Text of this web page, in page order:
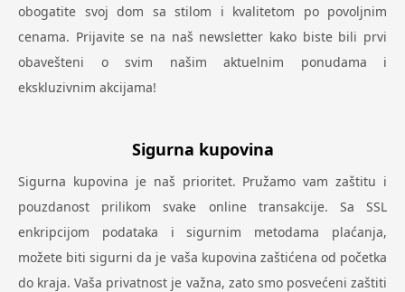
obogatite svoj dom sa stilom i kvalitetom po povoljnim
cenama. Prijavite se na naš newsletter kako biste bili prvi
obavešteni o svim našim aktuelnim ponudama i
ekskluzivnim akcijama!
Sigurna kupovina
Sigurna kupovina je naš prioritet. Pružamo vam zaštitu i
pouzdanost prilikom svake online transakcije. Sa SSL
enkripcijom podataka i sigurnim metodama plaćanja,
možete biti sigurni da je vaša kupovina zaštićena od početka
do kraja. Vaša privatnost je važna, zato smo posvećeni zaštiti